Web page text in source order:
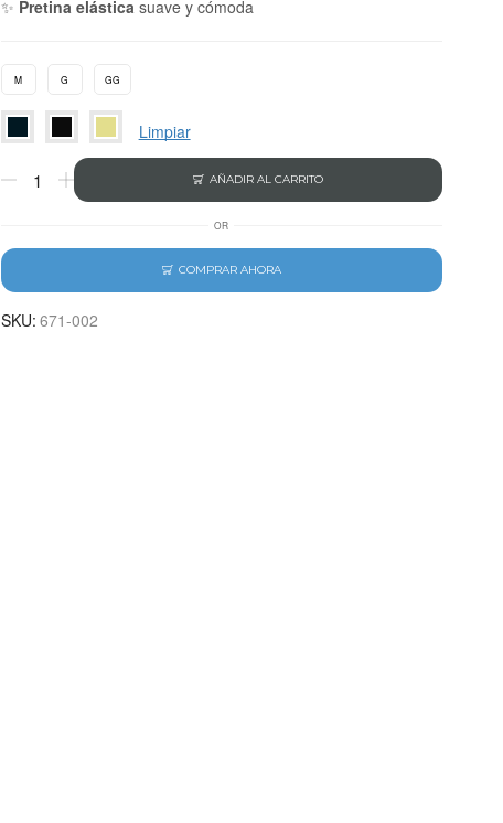
✨ Pretina elásticasuave y cómoda
M G GG
Limpiar
AÑADIR AL CARRITO
OR
COMPRAR AHORA
SKU: 671-002